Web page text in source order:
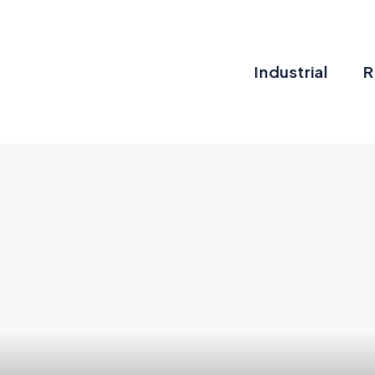
Industrial